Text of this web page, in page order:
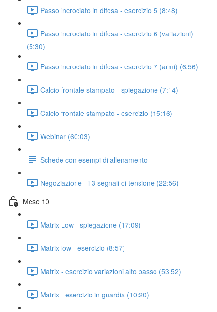
Passo incrociato in difesa - esercizio 5 (8:48)
Passo incrociato in difesa - esercizio 6 (variazioni)
(5:30)
Passo incrociato in difesa - esercizio 7 (armi) (6:56)
Calcio frontale stampato - spiegazione (7:14)
Calcio frontale stampato - esercizio (15:16)
Webinar (60:03)
Schede con esempi di allenamento
Negoziazione - i 3 segnali di tensione (22:56)
Mese 10
Matrix Low - spiegazione (17:09)
Matrix low - esercizio (8:57)
Matrix - esercizio variazioni alto basso (53:52)
Matrix - esercizio in guardia (10:20)